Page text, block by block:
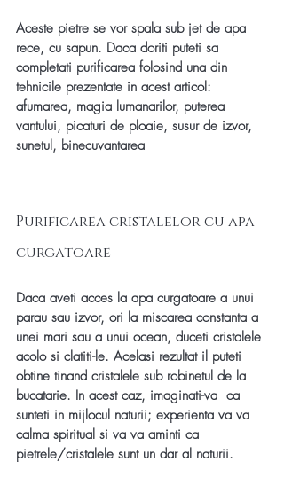
Aceste pietre se vor spala sub jet de apa
rece, cu sapun. Daca doriti puteti sa
completati purificarea folosind una din
tehnicile prezentate in acest articol:
afumarea, magia lumanarilor, puterea
vantului, picaturi de ploaie, susur de izvor,
sunetul, binecuvantarea
Purificarea cristalelor cu apa
curgatoare
Daca aveti acces la apa curgatoare a unui
parau sau izvor, ori la miscarea constanta a
unei mari sau a unui ocean, duceti cristalele
acolo si clatiti-le. Acelasi rezultat il puteti
obtine tinand cristalele sub robinetul de la
bucatarie. In acest caz, imaginati-va  ca
sunteti in mijlocul naturii; experienta va va
calma spiritual si va va aminti ca
pietrele/cristalele sunt un dar al naturii.